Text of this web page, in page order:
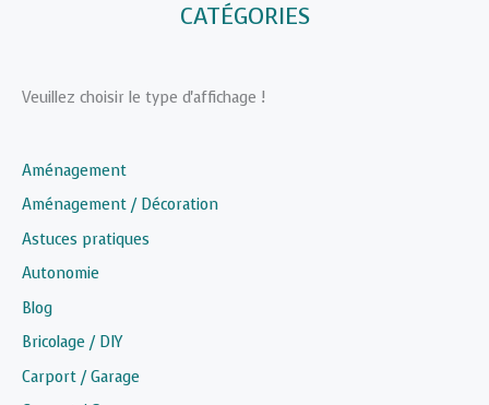
CATÉGORIES
Veuillez choisir le type d'affichage !
Aménagement
Aménagement / Décoration
Astuces pratiques
Autonomie
Blog
Bricolage / DIY
Carport / Garage